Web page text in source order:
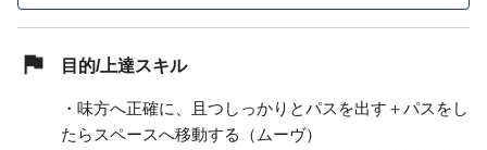
目的/上達スキル
・味方へ正確に、且つしっかりとパスを出す＋パスをし
たらスペースへ移動する（ムーヴ）